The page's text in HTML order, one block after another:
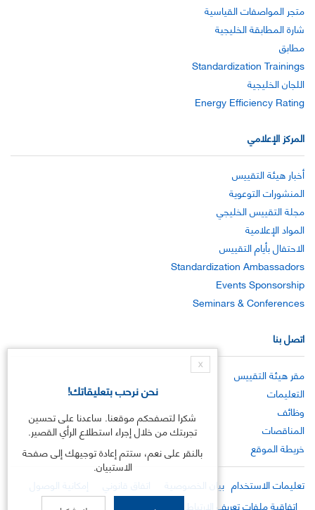
متجر المواصفات القياسية
شارة المطابقة الخليجية
مطابق
Standardization Trainings
اللجان الخليجية
Energy Efficiency Rating
المركز الإعلامي
أخبار هيئة التقييس
المنشورات التوعوية
مجلة التقييس الخليجي
المواد الإعلامية
الاحتفال بأيام التقييس
Standardization Ambassadors
Events Sponsorship
Seminars & Conferences
اتصل بنا
مقر هيئة التقييس
التعليمات
وظائف
المناقصات
خريطة الموقع
تعليمات الاستخدام بيان الخصوصية اتفاق قانوني
إمكانية الوصول
اتفاقية ملفات تعريف الارتباط
X
نحن نرحب بتعليقاتك!
شكرا لتصفحكم موقعنا. ساعدنا على تحسين
تجربتك من خلال إجراء استطلاع الرأي القصير.
بالنقر على نعم، ستتم إعادة توجيهك إلى صفحة
الاستبيان.